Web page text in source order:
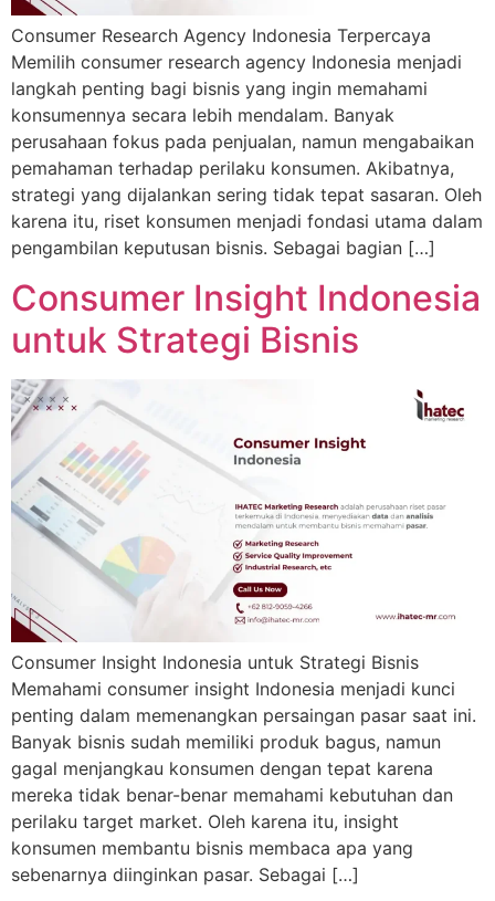
Consumer Research Agency Indonesia Terpercaya
Memilih consumer research agency Indonesia menjadi
langkah penting bagi bisnis yang ingin memahami
konsumennya secara lebih mendalam. Banyak
perusahaan fokus pada penjualan, namun mengabaikan
pemahaman terhadap perilaku konsumen. Akibatnya,
strategi yang dijalankan sering tidak tepat sasaran. Oleh
karena itu, riset konsumen menjadi fondasi utama dalam
pengambilan keputusan bisnis. Sebagai bagian […]
Consumer Insight Indonesia
untuk Strategi Bisnis
Consumer Insight Indonesia untuk Strategi Bisnis
Memahami consumer insight Indonesia menjadi kunci
penting dalam memenangkan persaingan pasar saat ini.
Banyak bisnis sudah memiliki produk bagus, namun
gagal menjangkau konsumen dengan tepat karena
mereka tidak benar-benar memahami kebutuhan dan
perilaku target market. Oleh karena itu, insight
konsumen membantu bisnis membaca apa yang
sebenarnya diinginkan pasar. Sebagai […]